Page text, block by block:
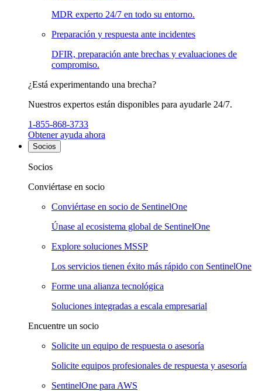
MDR experto 24/7 en todo su entorno.
Preparación y respuesta ante incidentes
DFIR, preparación ante brechas y evaluaciones de
compromiso.
¿Está experimentando una brecha?
Nuestros expertos están disponibles para ayudarle 24/7.
1-855-868-3733
Obtener ayuda ahora
Socios
Socios
Conviértase en socio
Conviértase en socio de SentinelOne
Únase al ecosistema global de SentinelOne
Explore soluciones MSSP
Los servicios tienen éxito más rápido con SentinelOne
Forme una alianza tecnológica
Soluciones integradas a escala empresarial
Encuentre un socio
Solicite un equipo de respuesta o asesoría
Solicite equipos profesionales de respuesta y asesoría
SentinelOne para AWS